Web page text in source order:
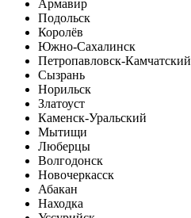
Армавир
Подольск
Королёв
Южно-Сахалинск
Петропавловск-Камчатский
Сызрань
Норильск
Златоуст
Каменск-Уральский
Мытищи
Люберцы
Волгодонск
Новочеркасск
Абакан
Находка